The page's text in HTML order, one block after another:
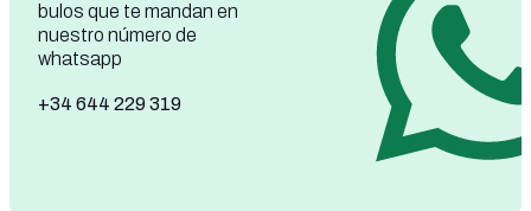
bulos que te mandan en
nuestro número de
whatsapp
+34 644 229 319